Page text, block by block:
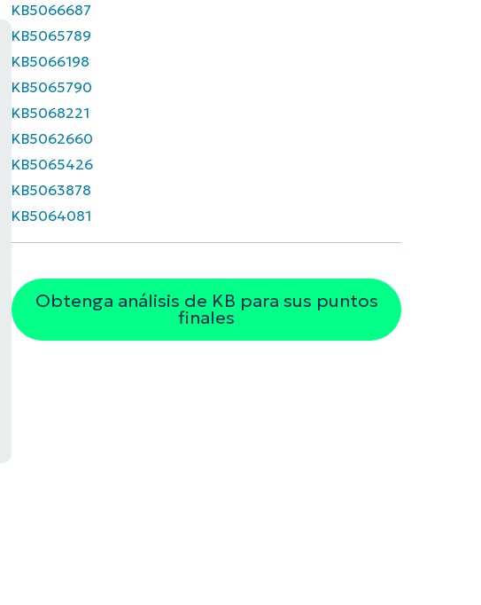
KB5066687
KB5065789
KB5066198
KB5065790
KB5068221
KB5062660
KB5065426
KB5063878
KB5064081
Obtenga análisis de KB para sus puntos
finales